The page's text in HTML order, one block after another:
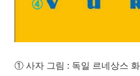
① 사자 그림 : 독일 르네상스